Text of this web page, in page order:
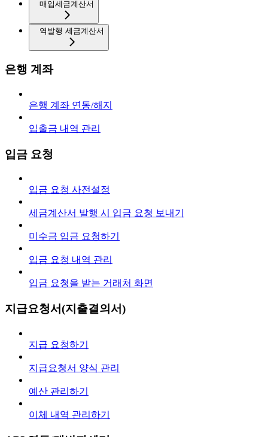
매입세금계산서
역발행 세금계산서
은행 계좌
은행 계좌 연동/해지
입출금 내역 관리
입금 요청
입금 요청 사전설정
세금계산서 발행 시 입금 요청 보내기
미수금 입금 요청하기
입금 요청 내역 관리
입금 요청을 받는 거래처 화면
지급요청서(지출결의서)
지급 요청하기
지급요청서 양식 관리
예산 관리하기
이체 내역 관리하기